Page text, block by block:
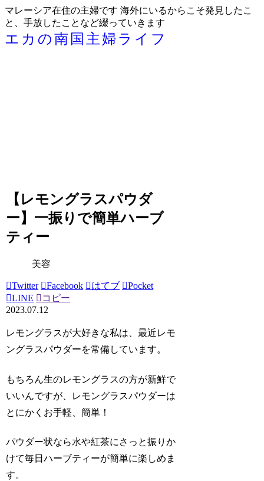
マレーシア在住の主婦です 海外にいるからこそ発見したこ
と、手放したことなど綴っていきます
エカの南国主婦ライフ
【レモングラスパウダ
ー】一振りで簡単ハーブ
ティー
美容
Twitter Facebook はてブ
Pocket
LINE
コピー
2023.07.12
レモングラスが大好きな私は、最近レモ
ングラスパウダーを常備しています。
もちろん生のレモングラスの方が新鮮で
いいんですが、レモングラスパウダーは
とにかくお手軽、簡単！
パウダー状なら水や紅茶にさっと振りか
けて毎日ハーブティーが簡単に楽しめま
す。